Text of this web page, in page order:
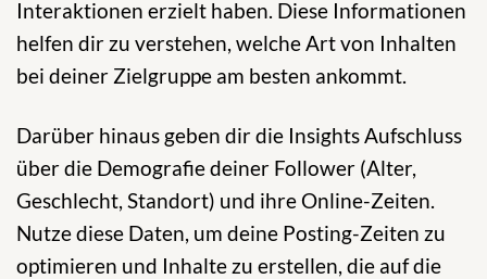
Interaktionen erzielt haben. Diese Informationen
helfen dir zu verstehen, welche Art von Inhalten
bei deiner Zielgruppe am besten ankommt.
Darüber hinaus geben dir die Insights Aufschluss
über die Demografie deiner Follower (Alter,
Geschlecht, Standort) und ihre Online-Zeiten.
Nutze diese Daten, um deine Posting-Zeiten zu
optimieren und Inhalte zu erstellen, die auf die